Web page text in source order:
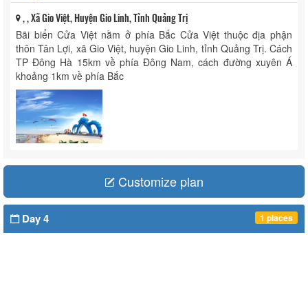
, , Xã Gio Việt, Huyện Gio Linh, Tỉnh Quảng Trị
Bãi biển Cửa Việt nằm ở phía Bắc Cửa Việt thuộc địa phận
thôn Tân Lợi, xã Gio Việt, huyện Gio Linh, tỉnh Quảng Trị. Cách
TP Đông Hà 15km về phía Đông Nam, cách đường xuyên Á
khoảng 1km về phía Bắc
Customize plan
Day 4 1 places